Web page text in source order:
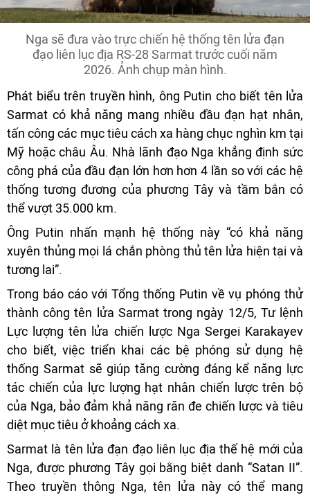
Nga sẽ đưa vào trực chiến hệ thống tên lửa đạn
đạo liên lục địa RS-28 Sarmat trước cuối năm
2026. Ảnh chụp màn hình.
Phát biểu trên truyền hình, ông Putin cho biết tên lửa
Sarmat có khả năng mang nhiều đầu đạn hạt nhân,
tấn công các mục tiêu cách xa hàng chục nghìn km tại
Mỹ hoặc châu Âu. Nhà lãnh đạo Nga khẳng định sức
công phá của đầu đạn lớn hơn hơn 4 lần so với các hệ
thống tương đương của phương Tây và tầm bắn có
thể vượt 35.000 km.
Ông Putin nhấn mạnh hệ thống này “có khả năng
xuyên thủng mọi lá chắn phòng thủ tên lửa hiện tại và
tương lai”.
Trong báo cáo với Tổng thống Putin về vụ phóng thử
thành công tên lửa Sarmat trong ngày 12/5, Tư lệnh
Lực lượng tên lửa chiến lược Nga Sergei Karakayev
cho biết, việc triển khai các bệ phóng sử dụng hệ
thống Sarmat sẽ giúp tăng cường đáng kể năng lực
tác chiến của lực lượng hạt nhân chiến lược trên bộ
của Nga, bảo đảm khả năng răn đe chiến lược và tiêu
diệt mục tiêu ở khoảng cách xa.
Sarmat là tên lửa đạn đạo liên lục địa thế hệ mới của
Nga, được phương Tây gọi bằng biệt danh “Satan II”.
Theo truyền thông Nga, tên lửa này có thể mang